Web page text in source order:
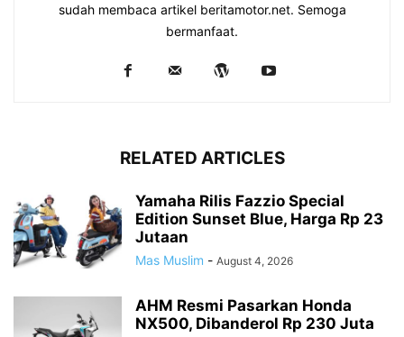
sudah membaca artikel beritamotor.net. Semoga
bermanfaat.
RELATED ARTICLES
Yamaha Rilis Fazzio Special
Edition Sunset Blue, Harga Rp 23
Jutaan
Mas Muslim - August 4, 2026
AHM Resmi Pasarkan Honda
NX500, Dibanderol Rp 230 Juta